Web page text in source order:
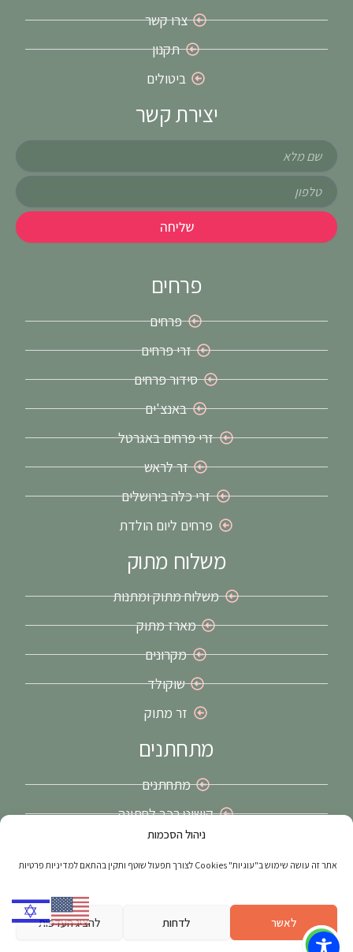
ניהול הסכמות
אתר זה עושה שימוש ב"עוגיות" Cookies לצורך תפעול שוטף ותקין בהתאם למדיניות פרטיות
לאשר לדחות להציג העדפות
צרו קשר
תקנון
ביטולים
יצירת קשר
שם
טלפון
שליחה
פרחים
פרחים
זרי פרחים
סידור פרחים
באנצ'ים
זרי פרחים באגרטל
זר לראש
זרי כלה בירושלים
פרחים ליום הולדת
משלוח מתוק
משלוח מתוק ומתנות
מארז מתוק
מקרונים
שוקולד
זר מתוק
מתחתנים
מתחתנים
קישוט רכב לחתונה
זרי כלה בירושלים
על ידי